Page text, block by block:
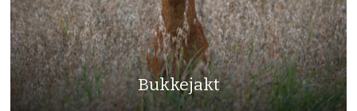
Bukkejakt